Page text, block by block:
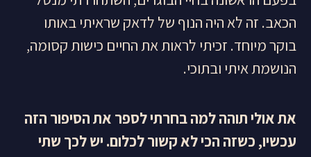
הכאב. זה לא היה הנוף של לדאק שראיתי באותו
בוקר מיוחד. זכיתי לראות את החיים כישות קסומה,
הנושמת איתי ובתוכי.
את אולי תוהה למה בחרתי לספר את הסיפור הזה
עכשיו, כשזה הכי לא קשור לכלום. יש לכך שתי